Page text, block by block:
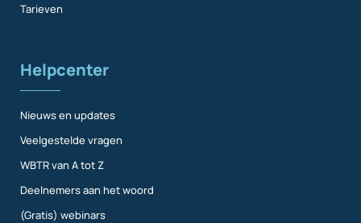
Tarieven
Helpcenter
Nieuws en updates
Veelgestelde vragen
WBTR van A tot Z
Deelnemers aan het woord
(Gratis) webinars